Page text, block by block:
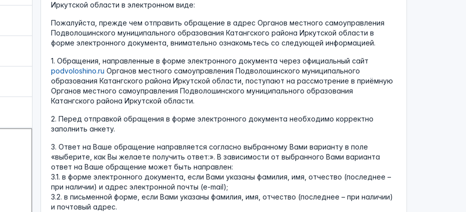
Иркутской области в электронном виде:
Пожалуйста, прежде чем отправить обращение в адрес Органов местного самоуправления
Подволошинского муниципального образования Катангского района Иркутской области в
форме электронного документа, внимательно ознакомьтесь со следующей информацией.
1. Обращения, направленные в форме электронного документа через официальный сайт
podvoloshino.ru Органов местного самоуправления Подволошинского муниципального
образования Катангского района Иркутской области, поступают на рассмотрение в приёмную
Органов местного самоуправления Подволошинского муниципального образования
Катангского района Иркутской области.
2. Перед отправкой обращения в форме электронного документа необходимо корректно
заполнить анкету.
3. Ответ на Ваше обращение направляется согласно выбранному Вами варианту в поле
«выберите, как Вы желаете получить ответ:». В зависимости от выбранного Вами варианта
ответ на Ваше обращение может быть направлен:
3.1. в форме электронного документа, если Вами указаны фамилия, имя, отчество (последнее –
при наличии) и адрес электронной почты (e-mail);
3.2. в письменной форме, если Вами указаны фамилия, имя, отчество (последнее – при наличии)
и почтовый адрес.